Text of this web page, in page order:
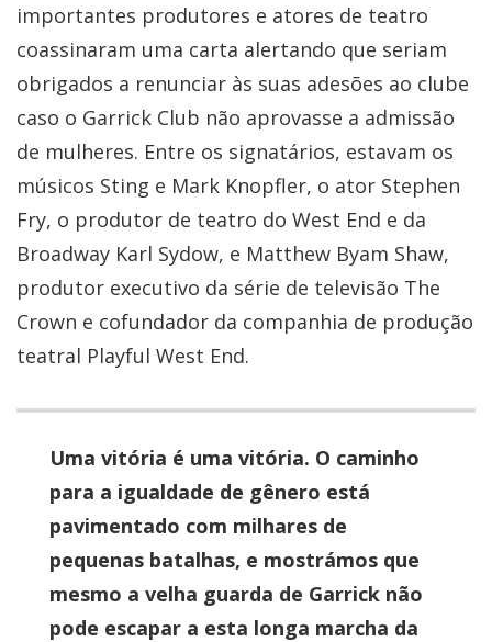
importantes produtores e atores de teatro
coassinaram uma carta alertando que seriam
obrigados a renunciar às suas adesões ao clube
caso o Garrick Club não aprovasse a admissão
de mulheres. Entre os signatários, estavam os
músicos Sting e Mark Knopfler, o ator Stephen
Fry, o produtor de teatro do West End e da
Broadway Karl Sydow, e Matthew Byam Shaw,
produtor executivo da série de televisão The
Crown e cofundador da companhia de produção
teatral Playful West End.
Uma vitória é uma vitória. O caminho
para a igualdade de gênero está
pavimentado com milhares de
pequenas batalhas, e mostrámos que
mesmo a velha guarda de Garrick não
pode escapar a esta longa marcha da